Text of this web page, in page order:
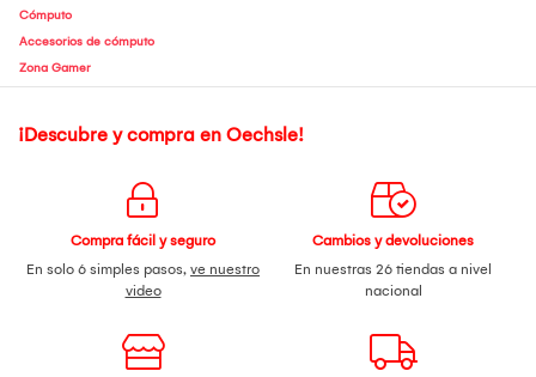
Cómputo
Accesorios de cómputo
Zona Gamer
¡Descubre y compra en Oechsle!
Compra fácil y seguro
En solo 6 simples pasos, ve nuestro
video
Cambios y devoluciones
En nuestras 26 tiendas a nivel
nacional